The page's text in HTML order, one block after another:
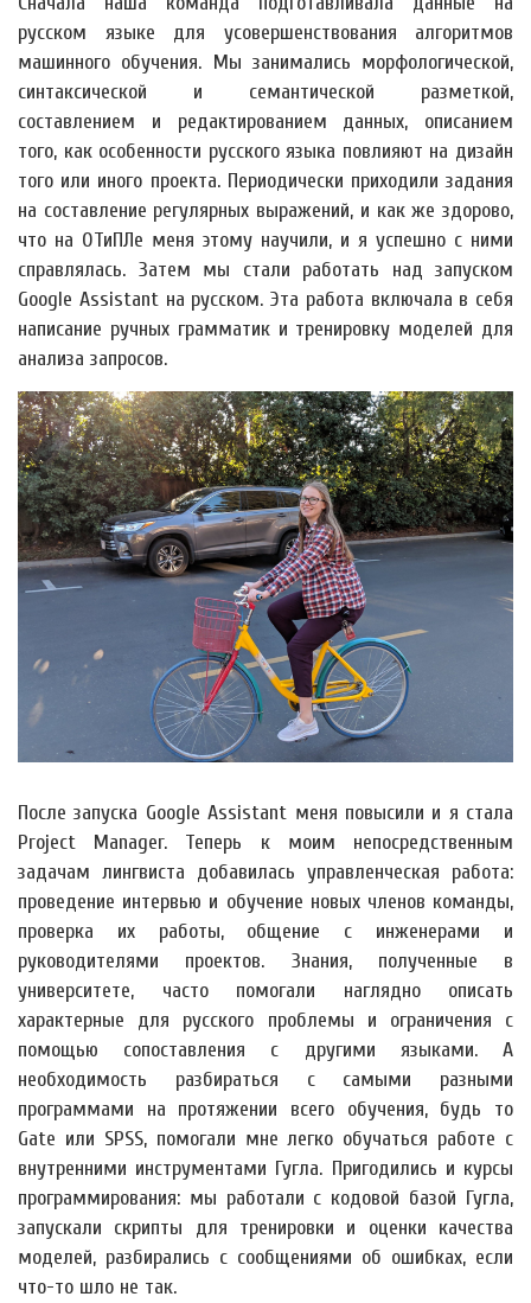
русском языке для усовершенствования алгоритмов
машинного обучения. Мы занимались морфологической,
синтаксической и семантической разметкой,
составлением и редактированием данных, описанием
того, как особенности русского языка повлияют на дизайн
того или иного проекта. Периодически приходили задания
на составление регулярных выражений, и как же здорово,
что на ОТиПЛе меня этому научили, и я успешно с ними
справлялась. Затем мы стали работать над запуском
Google Assistant на русском. Эта работа включала в себя
написание ручных грамматик и тренировку моделей для
анализа запросов.
После запуска Google Assistant меня повысили и я стала
Project Manager. Теперь к моим непосредственным
задачам лингвиста добавилась управленческая работа:
проведение интервью и обучение новых членов команды,
проверка их работы, общение с инженерами и
руководителями проектов. Знания, полученные в
университете, часто помогали наглядно описать
характерные для русского проблемы и ограничения с
помощью сопоставления с другими языками. А
необходимость разбираться с самыми разными
программами на протяжении всего обучения, будь то
Gate или SPSS, помогали мне легко обучаться работе с
внутренними инструментами Гугла. Пригодились и курсы
программирования: мы работали с кодовой базой Гугла,
запускали скрипты для тренировки и оценки качества
моделей, разбирались с сообщениями об ошибках, если
что-то шло не так.